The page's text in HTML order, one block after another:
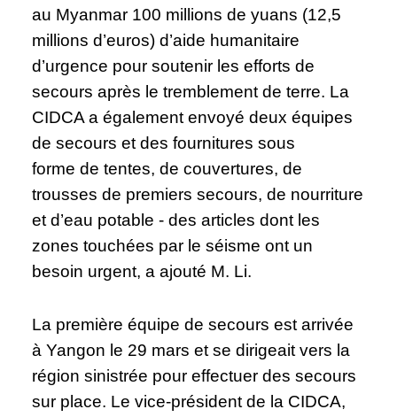
au Myanmar 100 millions de yuans (12,5
millions d’euros) d’aide humanitaire
d’urgence pour soutenir les efforts de
secours après le tremblement de terre. La
CIDCA a également envoyé deux équipes
de secours et des fournitures sous
forme de tentes, de couvertures, de
trousses de premiers secours, de nourriture
et d’eau potable - des articles dont les
zones touchées par le séisme ont un
besoin urgent, a ajouté M. Li.
La première équipe de secours est arrivée
à Yangon le 29 mars et se dirigeait vers la
région sinistrée pour effectuer des secours
sur place. Le vice-président de la CIDCA,